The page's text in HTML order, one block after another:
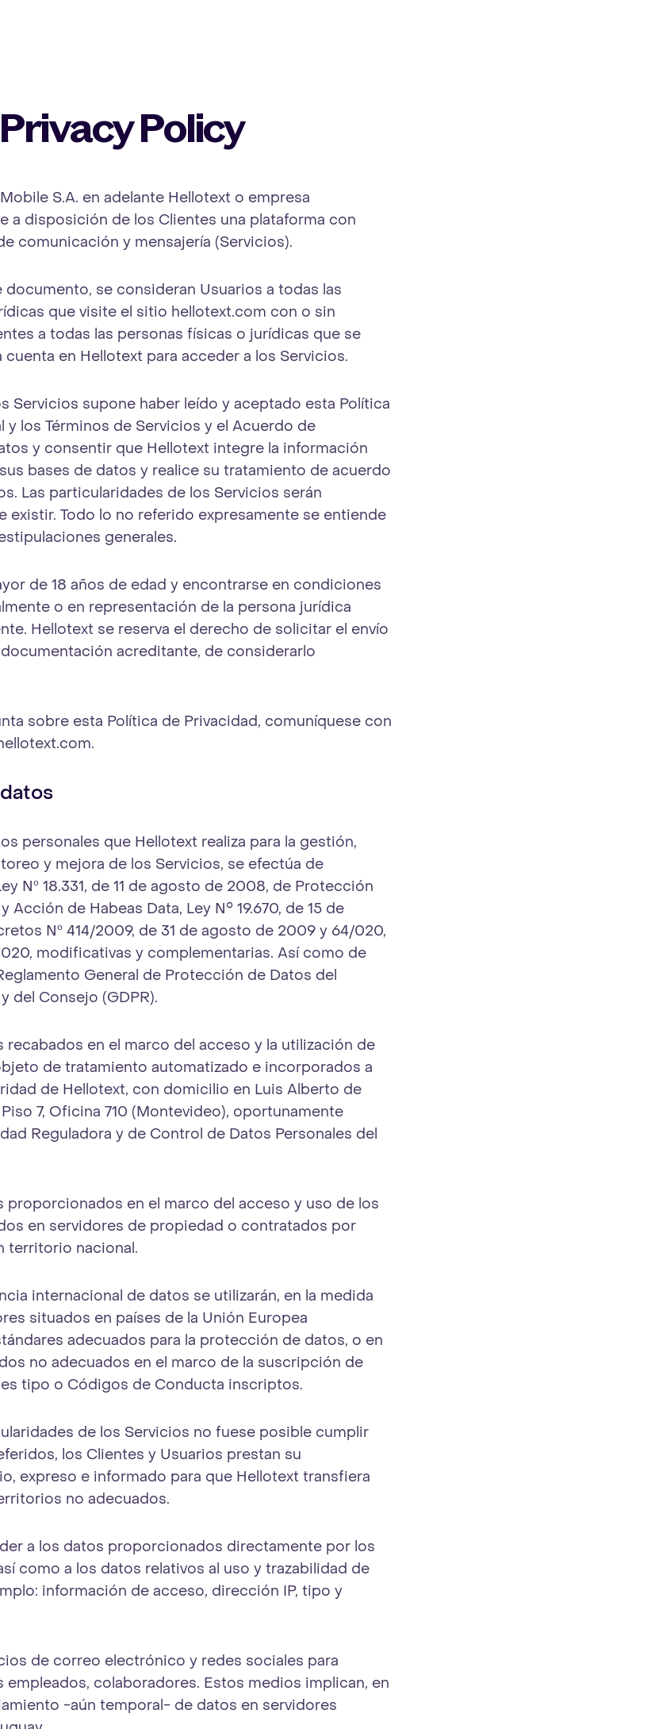
Privacy Policy
S.A. en adelante Hellotext o empresa
a disposición de los Clientes una plataforma con
comunicación y mensajería (Servicios).
se consideran Usuarios a todas las
que visite el sitio hellotext.com con o sin
a todas las personas físicas o jurídicas que se
en Hellotext para acceder a los Servicios.
Servicios supone haber leído y aceptado esta Política
y los Términos de Servicios y el Acuerdo de
y consentir que Hellotext integre la información
bases de datos y realice su tratamiento de acuerdo
Las particularidades de los Servicios serán
existir. Todo lo no referido expresamente se entiende
generales.
de 18 años de edad y encontrarse en condiciones
o en representación de la persona jurídica
Hellotext se reserva el derecho de solicitar el envío
acreditante, de considerarlo
sobre esta Política de Privacidad, comuníquese con
.
personales que Hellotext realiza para la gestión,
y mejora de los Servicios, se efectúa de
Nº 18.331, de 11 de agosto de 2008, de Protección
Acción de Habeas Data, Ley N° 19.670, de 15 de
Nº 414/2009, de 31 de agosto de 2009 y 64/020,
modificativas y complementarias. Así como de
General de Protección de Datos del
del Consejo (GDPR).
recabados en el marco del acceso y la utilización de
de tratamiento automatizado e incorporados a
de Hellotext, con domicilio en Luis Alberto de
Piso 7, Oficina 710 (Montevideo), oportunamente
Reguladora y de Control de Datos Personales del
proporcionados en el marco del acceso y uso de los
en servidores de propiedad o contratados por
territorio nacional.
internacional de datos se utilizarán, en la medida
situados en países de la Unión Europea
adecuados para la protección de datos, o en
no adecuados en el marco de la suscripción de
tipo o Códigos de Conducta inscriptos.
de los Servicios no fuese posible cumplir
los Clientes y Usuarios prestan su
expreso e informado para que Hellotext transfiera
no adecuados.
a los datos proporcionados directamente por los
como a los datos relativos al uso y trazabilidad de
información de acceso, dirección IP, tipo y
de correo electrónico y redes sociales para
empleados, colaboradores. Estos medios implican, en
-aún temporal- de datos en servidores